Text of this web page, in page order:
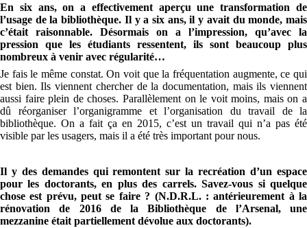
En six ans, on a effectivement aperçu une transformation de
l’usage de la bibliothèque. Il y a six ans, il y avait du monde, mais
c’était raisonnable. Désormais on a l’impression, qu’avec la
pression que les étudiants ressentent, ils sont beaucoup plus
nombreux à venir avec régularité…
Je fais le même constat. On voit que la fréquentation augmente, ce qui
est bien. Ils viennent chercher de la documentation, mais ils viennent
aussi faire plein de choses. Parallèlement on le voit moins, mais on a
dû réorganiser l’organigramme et l’organisation du travail de la
bibliothèque. On a fait ça en 2015, c’est un travail qui n’a pas été
visible par les usagers, mais il a été très important pour nous.
Il y des demandes qui remontent sur la recréation d’un espace
pour les doctorants, en plus des carrels. Savez-vous si quelque
chose est prévu, peut se faire ? (N.D.R.L. : antérieurement à la
rénovation de 2016 de la Bibliothèque de l’Arsenal, une
mezzanine était partiellement dévolue aux doctorants).